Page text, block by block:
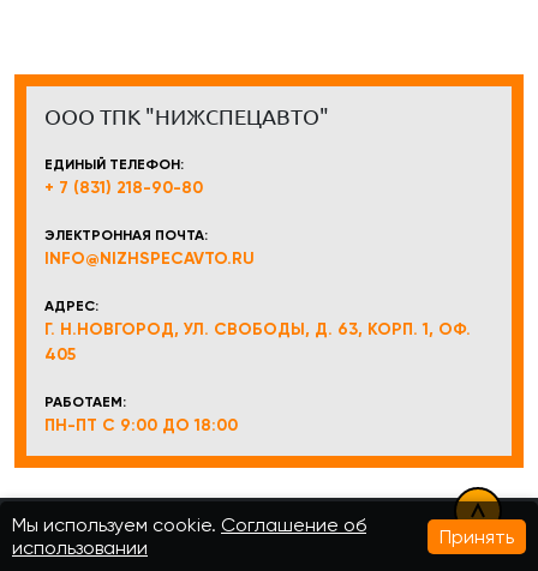
ООО ТПК "НИЖСПЕЦАВТО"
ЕДИНЫЙ ТЕЛЕФОН:
+ 7 (831) 218-90-80
ЭЛЕКТРОННАЯ ПОЧТА:
INFO@NIZHSPECAVTO.RU
АДРЕС:
Г. Н.НОВГОРОД, УЛ. СВОБОДЫ, Д. 63, КОРП. 1, ОФ.
405
РАБОТАЕМ:
ПН-ПТ С 9:00 ДО 18:00
Мы используем cookie. Соглашение об
использовании
Принять